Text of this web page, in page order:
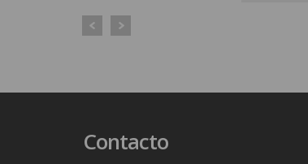
Contacto